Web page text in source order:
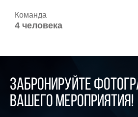
Команда
4 человека
Забронируйте
вашего мероприятия!